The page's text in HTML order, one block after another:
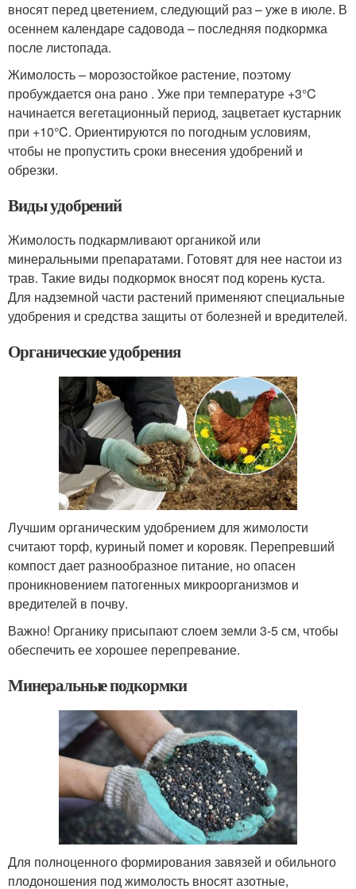
вносят перед цветением, следующий раз – уже в июле. В
осеннем календаре садовода – последняя подкормка
после листопада.
Жимолость – морозостойкое растение, поэтому
пробуждается она рано . Уже при температуре +3°C
начинается вегетационный период, зацветает кустарник
при +10°C. Ориентируются по погодным условиям,
чтобы не пропустить сроки внесения удобрений и
обрезки.
Виды удобрений
Жимолость подкармливают органикой или
минеральными препаратами. Готовят для нее настои из
трав. Такие виды подкормок вносят под корень куста.
Для надземной части растений применяют специальные
удобрения и средства защиты от болезней и вредителей.
Органические удобрения
Лучшим органическим удобрением для жимолости
считают торф, куриный помет и коровяк. Перепревший
компост дает разнообразное питание, но опасен
проникновением патогенных микроорганизмов и
вредителей в почву.
Важно! Органику присыпают слоем земли 3-5 см, чтобы
обеспечить ее хорошее перепревание.
Минеральные подкормки
Для полноценного формирования завязей и обильного
плодоношения под жимолость вносят азотные,